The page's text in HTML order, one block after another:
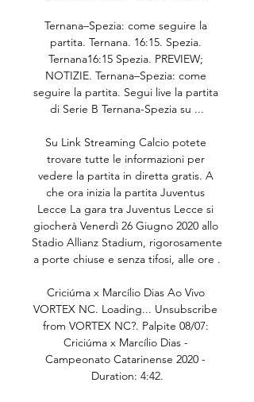
Ternana–Spezia: come seguire la
partita. Ternana. 16:15. Spezia.
Ternana16:15 Spezia. PREVIEW;
NOTIZIE. Ternana–Spezia: come
seguire la partita. Segui live la partita
di Serie B Ternana-Spezia su ...
Su Link Streaming Calcio potete
trovare tutte le informazioni per
vedere la partita in diretta gratis. A
che ora inizia la partita Juventus
Lecce La gara tra Juventus Lecce si
giocherà Venerdì 26 Giugno 2020 allo
Stadio Allianz Stadium, rigorosamente
a porte chiuse e senza tifosi, alle ore .
Criciúma x Marcílio Dias Ao Vivo
VORTEX NC. Loading... Unsubscribe
from VORTEX NC?. Palpite 08/07:
Criciúma x Marcílio Dias -
Campeonato Catarinense 2020 -
Duration: 4:42.